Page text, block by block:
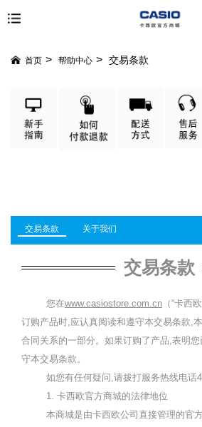
首页 帮助中心 交易条款
交易条款 关于我们
交易条款
您在www.casiostore.com.cn（“卡西
订购产品时,应认真阅读和遵守本交易条款,
合同关系的一部分。如果订购了产品,表明
守本交易条款。
如您有任何疑问,请拨打服务热线电话
1. 卡西欧官方商城的法律地位
本商城是由卡西欧公司直接管理的官